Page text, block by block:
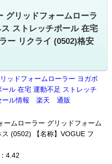
グリッドフォームローラ
ストレッチポール 在宅
ー リクライ (0502)格安
ームローラー グリッドフォーム
(0502) 【名称】VOGUE フ
4.42